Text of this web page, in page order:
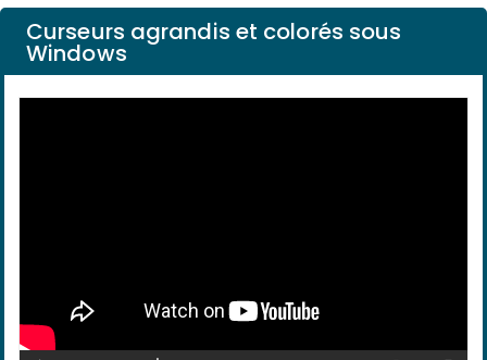
Curseurs agrandis et colorés sous
Windows